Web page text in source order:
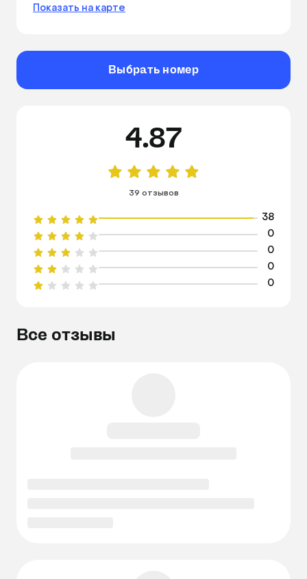
Показать на карте
Выбрать номер
4.87
39 отзывов
38
0
0
0
0
Все отзывы